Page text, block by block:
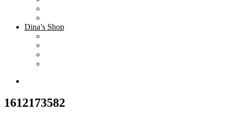
Dina’s Shop
1612173582